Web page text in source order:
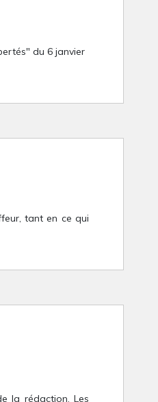
du 6 janvier
tant en ce qui
la rédaction. Les